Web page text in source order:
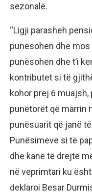
sezonalë.
“Ligji parasheh
punësohen dhe
punësohen dhe t’i
kontributet si të
kohor prej 6
punëtorët që marrin
punësuarit që janë
Punësimeve si të
dhe kanë të drejtë
në veprimtari ku
deklaroi Besar